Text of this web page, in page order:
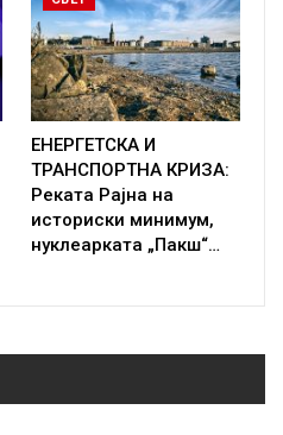
ЕНЕРГЕТСКА И
ТРАНСПОРТНА КРИЗА:
Реката Рајна на
историски минимум,
нуклеарката „Пакш“…